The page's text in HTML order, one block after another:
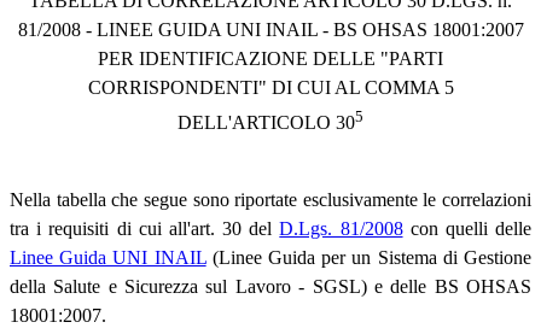
81/2008 - LINEE GUIDA UNI INAIL - BS OHSAS 18001:2007
PER IDENTIFICAZIONE DELLE "PARTI
CORRISPONDENTI" DI CUI AL COMMA 5
DELL'ARTICOLO 305
Nella tabella che segue sono riportate esclusivamente le correlazioni
tra i requisiti di cui all'art. 30 delD.Lgs. 81/2008con quelli delle
Linee Guida UNI INAIL(Linee Guida per un Sistema di Gestione
della Salute e Sicurezza sul Lavoro - SGSL) e delle BS OHSAS
18001:2007.